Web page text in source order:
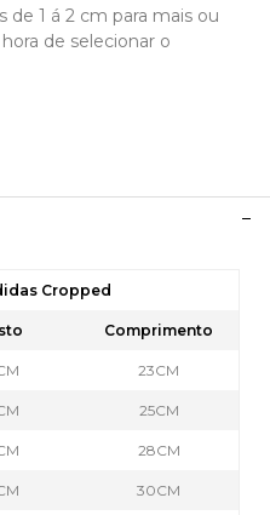
de 1 á 2 cm para mais ou
de selecionar o
Cropped
Comprimento
23CM
25CM
28CM
30CM